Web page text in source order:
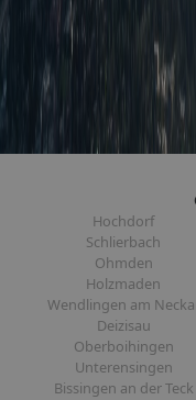
Hochdorf
Schlierbach
Ohmden
Holzmaden
Wendlingen am
Deizisau
Oberboihingen
Unterensingen
Bissingen an der Teck